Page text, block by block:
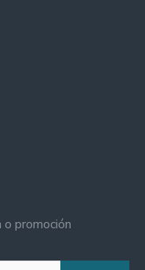
o promoción